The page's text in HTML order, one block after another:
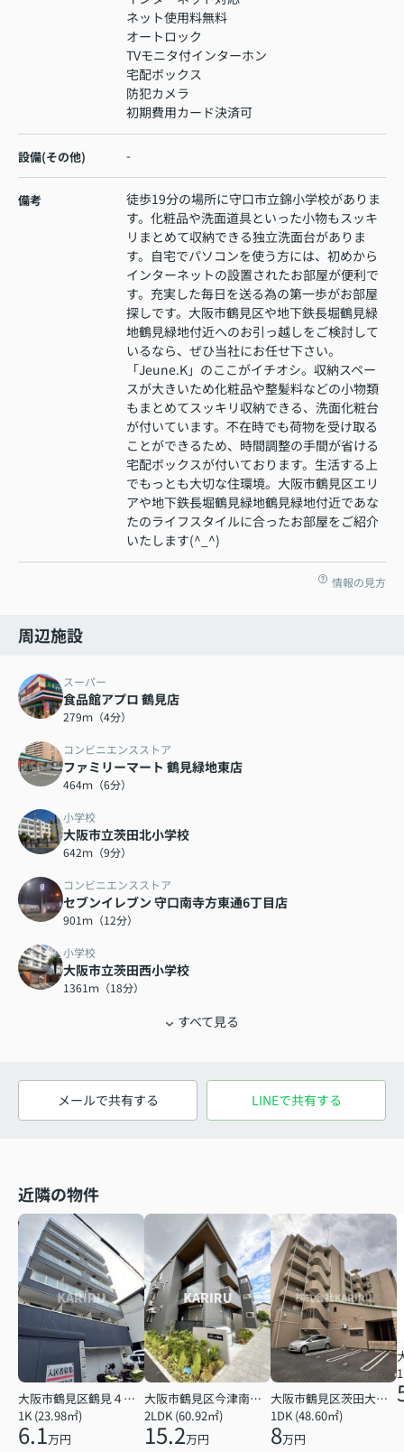
ネット使用料無料
オートロック
TVモニタ付インターホン
宅配ボックス
防犯カメラ
初期費用カード決済可
設備(その他) -
備考
徒歩19分の場所に守口市立錦小学校がありま
す。化粧品や洗面道具といった小物もスッキ
リまとめて収納できる独立洗面台がありま
す。自宅でパソコンを使う方には、初めから
インターネットの設置されたお部屋が便利で
す。充実した毎日を送る為の第一歩がお部屋
探しです。大阪市鶴見区や地下鉄長堀鶴見緑
地鶴見緑地付近へのお引っ越しをご検討して
いるなら、ぜひ当社にお任せ下さい。
「Jeune.K」のここがイチオシ。収納スペー
スが大きいため化粧品や整髪料などの小物類
もまとめてスッキリ収納できる、洗面化粧台
が付いています。不在時でも荷物を受け取る
ことができるため、時間調整の手間が省ける
宅配ボックスが付いております。生活する上
でもっとも大切な住環境。大阪市鶴見区エリ
アや地下鉄長堀鶴見緑地鶴見緑地付近であな
たのライフスタイルに合ったお部屋をご紹介
いたします(^_^)
情報の見方
周辺施設
スーパー
食品館アプロ 鶴見店
279ｍ（4分）
コンビニエンスストア
ファミリーマート 鶴見緑地東店
464ｍ（6分）
小学校
大阪市立茨田北小学校
642ｍ（9分）
コンビニエンスストア
セブンイレブン 守口南寺方東通6丁目店
901ｍ（12分）
小学校
大阪市立茨田西小学校
1361ｍ（18分）
すべて見る
メールで共有する LINEで共有する
近隣の物件
大阪市鶴見区鶴見４丁目
1K (23.98㎡)
6.1万円
大阪市鶴見区今津南４丁目
2LDK (60.92㎡)
15.2万円
大阪市鶴見区茨田大宮１丁目
1DK (48.60㎡)
8万円